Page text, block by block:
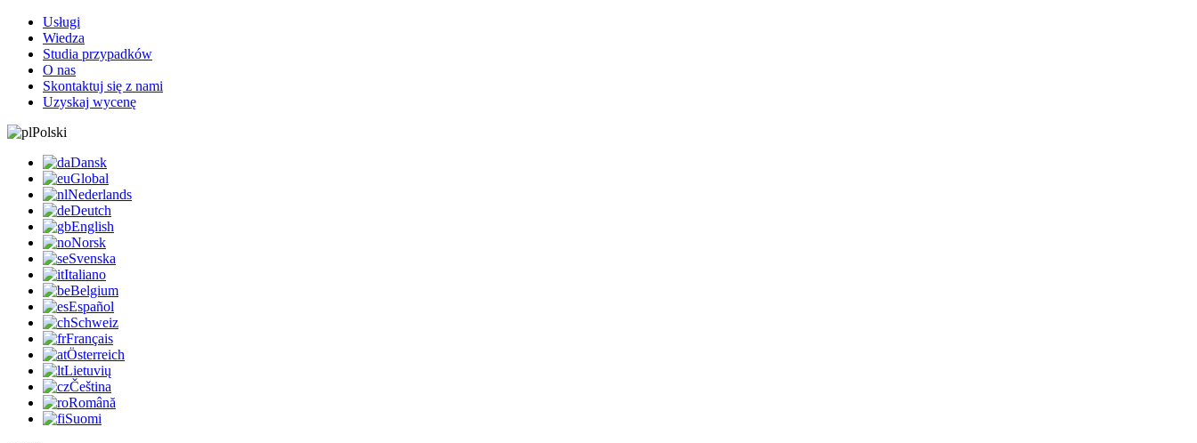
Usługi
Wiedza
Studia przypadków
O nas
Skontaktuj się z nami
Uzyskaj wycenę
Polski
Dansk
Global
Nederlands
Deutch
English
Norsk
Svenska
Italiano
Belgium
Español
Schweiz
Français
Österreich
Lietuvių
Čeština
Română
Suomi